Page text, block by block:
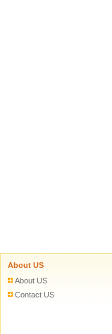
About US
About US
Contact US